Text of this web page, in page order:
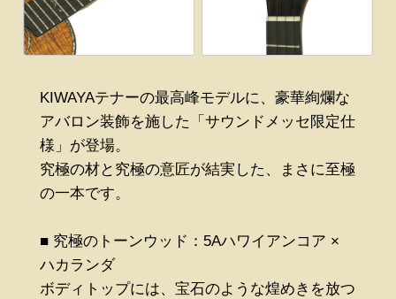
KIWAYAテナーの最高峰モデルに、豪華絢爛な
アバロン装飾を施した「サウンドメッセ限定仕
様」が登場。
究極の材と究極の意匠が結実した、まさに至極
の一本です。
■ 究極のトーンウッド：5Aハワイアンコア ×
ハカランダ
ボディトップには、宝石のような煌めきを放つ